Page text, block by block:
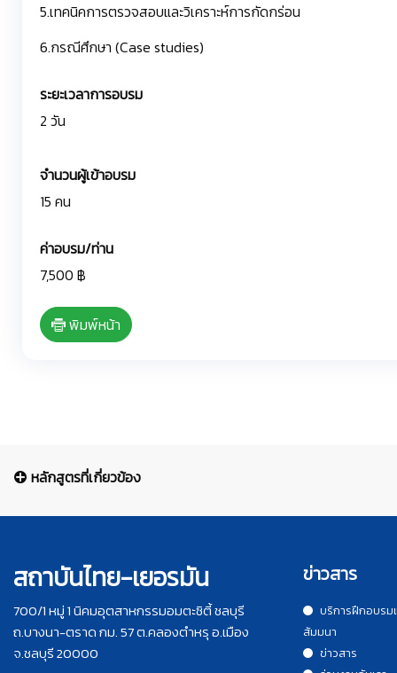
5.เทคนิคการตรวจสอบและวิเคราะห์การกัดกร่อน
6.กรณีศึกษา (Case studies)
ระยะเวลาการอบรม
2 วัน
จำนวนผู้เข้าอบรม
15 คน
ค่าอบรม/ท่าน
7,500 ฿
พิมพ์หน้า
หลักสูตรที่เกี่ยวข้อง
สถาบันไทย-เยอรมัน
700/1 หมู่ 1 นิคมอุตสาหกรรมอมตะซิตี้ ชลบุรี
ถ.บางนา-ตราด กม. 57 ต.คลองตำหรุ อ.เมือง
จ.ชลบุรี 20000
ข่าวสาร
บริการฝึกอบรม
สัมมนา
ข่าวสาร